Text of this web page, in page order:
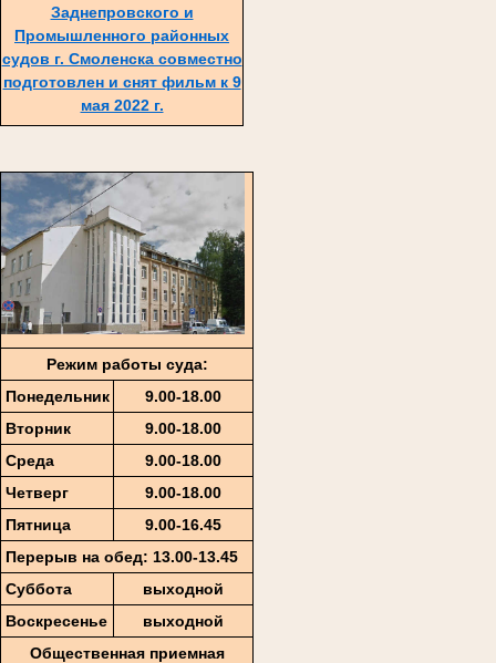
Заднепровского и
Промышленного районных
судов г. Смоленска совместно
подготовлен и снят фильм к 9
мая 2022 г.
Режим работы суда:
Понедельник
9.00-18.00
Вторник
9.00-18.00
Среда
9.00-18.00
Четверг
9.00-18.00
Пятница
9.00-16.45
Перерыв на обед: 13.00-13.45
Суббота
выходной
Воскресенье
выходной
Общественная приемная